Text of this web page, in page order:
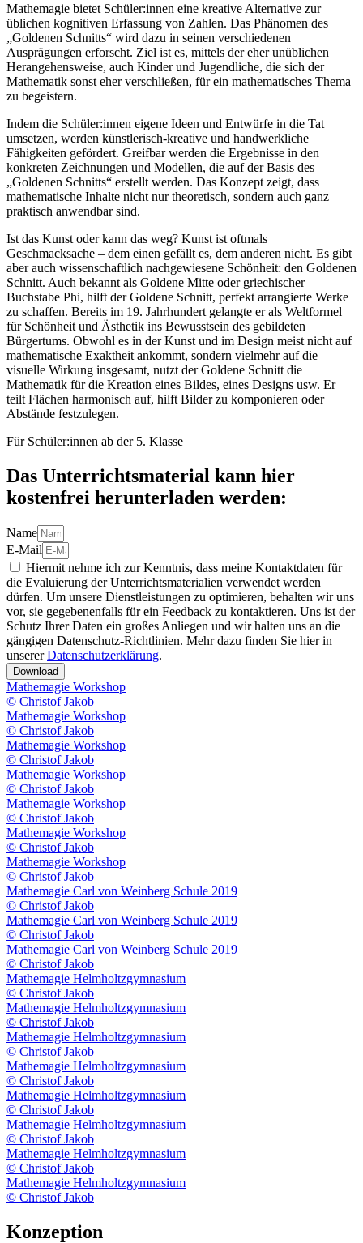
Mathemagie bietet Schüler:innen eine kreative Alternative zur
üblichen kognitiven Erfassung von Zahlen. Das Phänomen des
„Goldenen Schnitts“ wird dazu in seinen verschiedenen
Ausprägungen erforscht. Ziel ist es, mittels der eher unüblichen
Herangehensweise, auch Kinder und Jugendliche, die sich der
Mathematik sonst eher verschließen, für ein mathematisches Thema
zu begeistern.
Indem die Schüler:innen eigene Ideen und Entwürfe in die Tat
umsetzen, werden künstlerisch-kreative und handwerkliche
Fähigkeiten gefördert. Greifbar werden die Ergebnisse in den
konkreten Zeichnungen und Modellen, die auf der Basis des
„Goldenen Schnitts“ erstellt werden. Das Konzept zeigt, dass
mathematische Inhalte nicht nur theoretisch, sondern auch ganz
praktisch anwendbar sind.
Ist das Kunst oder kann das weg? Kunst ist oftmals
Geschmacksache – dem einen gefällt es, dem anderen nicht. Es gibt
aber auch wissenschaftlich nachgewiesene Schönheit: den Goldenen
Schnitt. Auch bekannt als Goldene Mitte oder griechischer
Buchstabe Phi, hilft der Goldene Schnitt, perfekt arrangierte Werke
zu schaffen. Bereits im 19. Jahrhundert gelangte er als Weltformel
für Schönheit und Ästhetik ins Bewusstsein des gebildeten
Bürgertums. Obwohl es in der Kunst und im Design meist nicht auf
mathematische Exaktheit ankommt, sondern vielmehr auf die
visuelle Wirkung insgesamt, nutzt der Goldene Schnitt die
Mathematik für die Kreation eines Bildes, eines Designs usw. Er
teilt Flächen harmonisch auf, hilft Bilder zu komponieren oder
Abstände festzulegen.
Für Schüler:innen ab der 5. Klasse
Das Unterrichtsmaterial kann hier
kostenfrei herunterladen werden:
Name
E-Mail
Hiermit nehme ich zur Kenntnis, dass meine Kontaktdaten für
die Evaluierung der Unterrichtsmaterialien verwendet werden
dürfen. Um unsere Dienstleistungen zu optimieren, behalten wir uns
vor, sie gegebenenfalls für ein Feedback zu kontaktieren. Uns ist der
Schutz Ihrer Daten ein großes Anliegen und wir halten uns an die
gängigen Datenschutz-Richtlinien. Mehr dazu finden Sie hier in
unsererDatenschutzerklärung.
Download
Mathemagie Workshop
© Christof Jakob
Mathemagie Workshop
© Christof Jakob
Mathemagie Workshop
© Christof Jakob
Mathemagie Workshop
© Christof Jakob
Mathemagie Workshop
© Christof Jakob
Mathemagie Workshop
© Christof Jakob
Mathemagie Workshop
© Christof Jakob
Mathemagie Carl von Weinberg Schule 2019
© Christof Jakob
Mathemagie Carl von Weinberg Schule 2019
© Christof Jakob
Mathemagie Carl von Weinberg Schule 2019
© Christof Jakob
Mathemagie Helmholtzgymnasium
© Christof Jakob
Mathemagie Helmholtzgymnasium
© Christof Jakob
Mathemagie Helmholtzgymnasium
© Christof Jakob
Mathemagie Helmholtzgymnasium
© Christof Jakob
Mathemagie Helmholtzgymnasium
© Christof Jakob
Mathemagie Helmholtzgymnasium
© Christof Jakob
Mathemagie Helmholtzgymnasium
© Christof Jakob
Mathemagie Helmholtzgymnasium
© Christof Jakob
Konzeption